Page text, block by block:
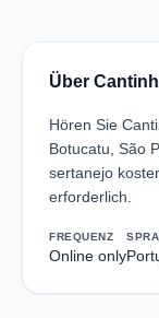
Über
Hören Sie
Botucatu, São
sertanejo
erforderlich.
FREQUENZ
Online only